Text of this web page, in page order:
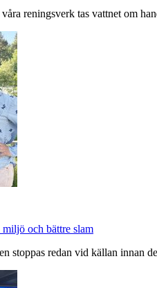
reningsverk tas vattnet om
miljö och bättre slam
stoppas redan vid källan